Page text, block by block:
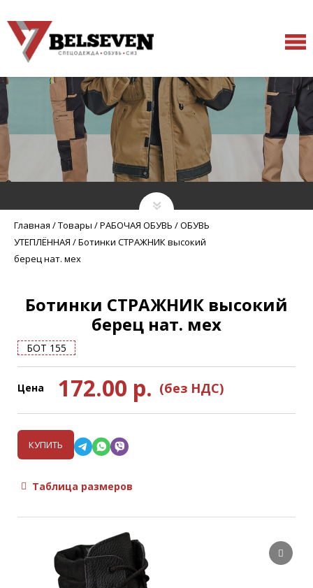
Главная /Товары /РАБОЧАЯ ОБУВЬ /ОБУВЬ
УТЕПЛЁННАЯ /Ботинки СТРАЖНИК высокий
берец нат. мех
Ботинки СТРАЖНИК высокий
берец нат. мех
БОТ 155
Цена 172.00 р. (без НДС)
КУПИТЬ
Таблица размеров